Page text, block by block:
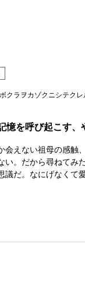
クラヲカゾクニシテクレ
を呼び起こす、
会えない祖母の感
い。だから尋ねて
議だ。なにげなくて